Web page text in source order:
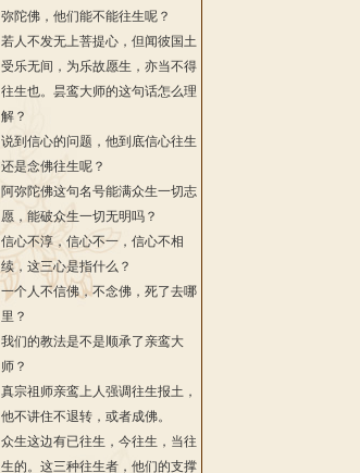
弥陀佛，他们能不能往生呢？
若人不发无上菩提心，但闻彼国土
受乐无间，为乐故愿生，亦当不得
往生也。昙鸾大师的这句话怎么理
解？
说到信心的问题，他到底信心往生
还是念佛往生呢？
阿弥陀佛这句名号能满众生一切志
愿，能破众生一切无明吗？
信心不淳，信心不一，信心不相
续，这三心是指什么？
一个人不信佛，不念佛，死了去哪
里？
我们的教法是不是顺承了亲鸾大
师？
真宗祖师亲鸾上人强调往生报土，
他不讲住不退转，或者成佛。
众生这边有已往生，今往生，当往
生的。这三种往生者，他们的支撑